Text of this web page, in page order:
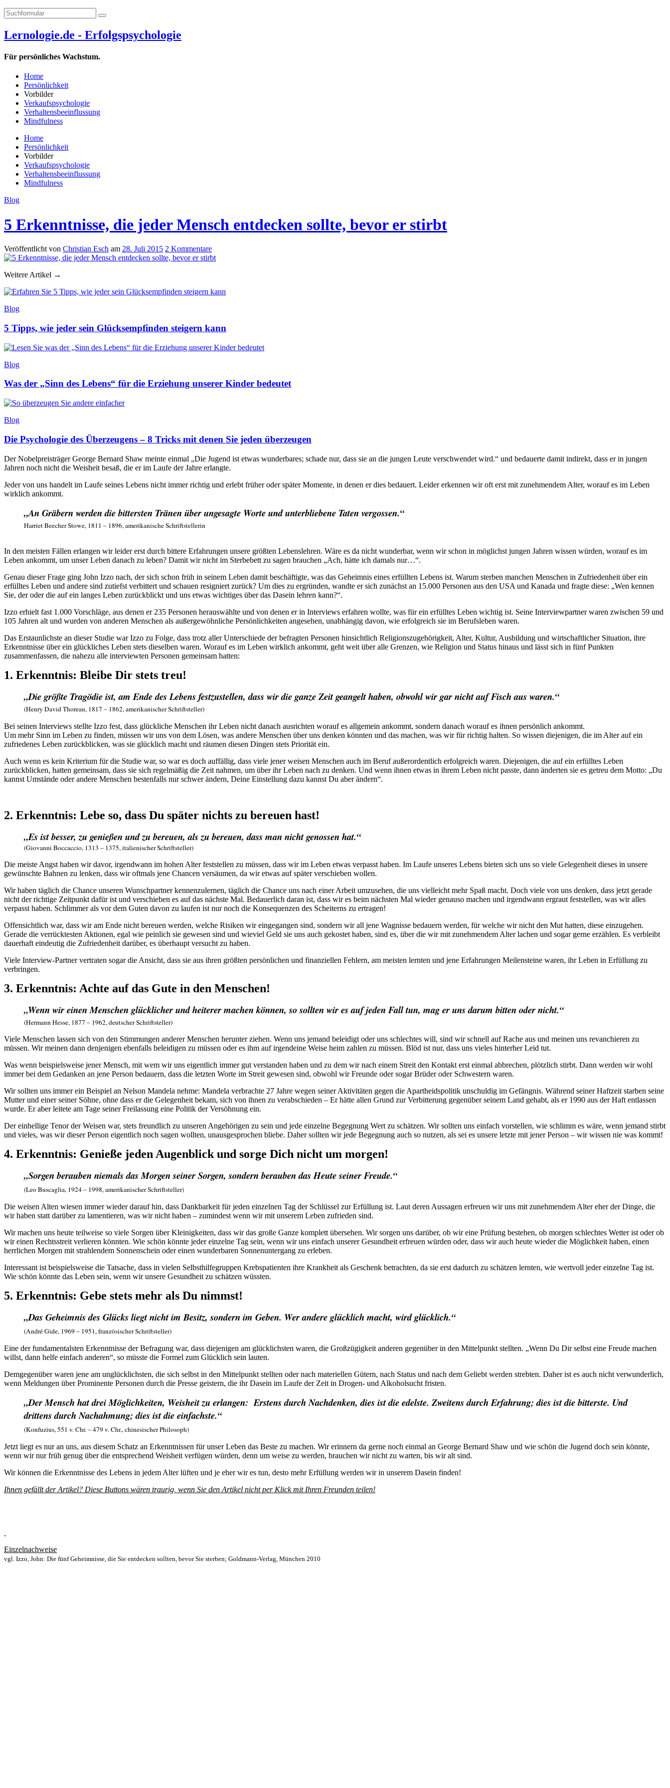
Lernologie.de - Erfolgspsychologie
Für persönliches Wachstum.
Home
Persönlichkeit
Vorbilder
Verkaufspsychologie
Verhaltensbeeinflussung
Mindfulness
Home
Persönlichkeit
Vorbilder
Verkaufspsychologie
Verhaltensbeeinflussung
Mindfulness
Blog
5 Erkenntnisse, die jeder Mensch entdecken sollte, bevor er stirbt
Veröffentlicht von Christian Esch am 28. Juli 2015 2 Kommentare
Weitere Artikel →
Blog
5 Tipps, wie jeder sein Glücksempfinden steigern kann
Blog
Was der „Sinn des Lebens“ für die Erziehung unserer Kinder bedeutet
Blog
Die Psychologie des Überzeugens – 8 Tricks mit denen Sie jeden überzeugen
Der Nobelpreisträger George Bernard Shaw meinte einmal „Die Jugend ist etwas wunderbares; schade nur, dass sie an die jungen Leute verschwendet wird.“ und bedauerte damit indirekt, dass er in jungen
Jahren noch nicht die Weisheit besaß, die er im Laufe der Jahre erlangte.
Jeder von uns handelt im Laufe seines Lebens nicht immer richtig und erlebt früher oder später Momente, in denen er dies bedauert. Leider erkennen wir oft erst mit zunehmendem Alter, worauf es im Leben
wirklich ankommt.
„An Gräbern werden die bittersten Tränen über ungesagte Worte und unterbliebene Taten vergossen.“
Harriet Beecher Stowe, 1811 – 1896, amerikanische Schriftstellerin
In den meisten Fällen erlangen wir leider erst durch bittere Erfahrungen unsere größten Lebenslehren. Wäre es da nicht wunderbar, wenn wir schon in möglichst jungen Jahren wissen würden, worauf es im
Leben ankommt, um unser Leben danach zu leben? Damit wir nicht im Sterbebett zu sagen brauchen „Ach, hätte ich damals nur…“.
Genau dieser Frage ging John Izzo nach, der sich schon früh in seinem Leben damit beschäftigte, was das Geheimnis eines erfüllten Lebens ist. Warum sterben manchen Menschen in Zufriedenheit über ein
erfülltes Leben und andere sind zutiefst verbittert und schauen resigniert zurück? Um dies zu ergründen, wandte er sich zunächst an 15.000 Personen aus den USA und Kanada und fragte diese: „Wen kennen
Sie, der oder die auf ein langes Leben zurückblickt und uns etwas wichtiges über das Dasein lehren kann?“.
Izzo erhielt fast 1.000 Vorschläge, aus denen er 235 Personen herauswählte und von denen er in Interviews erfahren wollte, was für ein erfülltes Leben wichtig ist. Seine Interviewpartner waren zwischen 59 und
105 Jahren alt und wurden von anderen Menschen als außergewöhnliche Persönlichkeiten angesehen, unabhängig davon, wie erfolgreich sie im Berufsleben waren.
Das Erstaunlichste an dieser Studie war Izzo zu Folge, dass trotz aller Unterschiede der befragten Personen hinsichtlich Religionszugehörigkeit, Alter, Kultur, Ausbildung und wirtschaftlicher Situation, ihre
Erkenntnisse über ein glückliches Leben stets dieselben waren. Worauf es im Leben wirklich ankommt, geht weit über alle Grenzen, wie Religion und Status hinaus und lässt sich in fünf Punkten
zusammenfassen, die nahezu alle interviewten Personen gemeinsam hatten:
1. Erkenntnis: Bleibe Dir stets treu!
„Die größte Tragödie ist, am Ende des Lebens festzustellen, dass wir die ganze Zeit geangelt haben, obwohl wir gar nicht auf Fisch aus waren.“
(Henry David Thoreau, 1817 – 1862, amerikanischer Schriftsteller)
Bei seinen Interviews stellte Izzo fest, dass glückliche Menschen ihr Leben nicht danach ausrichten worauf es allgemein ankommt, sondern danach worauf es ihnen persönlich ankommt.
Um mehr Sinn im Leben zu finden, müssen wir uns von dem Lösen, was andere Menschen über uns denken könnten und das machen, was wir für richtig halten. So wissen diejenigen, die im Alter auf ein
zufriedenes Leben zurückblicken, was sie glücklich macht und räumen diesen Dingen stets Priorität ein.
Auch wenn es kein Kriterium für die Studie war, so war es doch auffällig, dass viele jener weisen Menschen auch im Beruf außerordentlich erfolgreich waren. Diejenigen, die auf ein erfülltes Leben
zurückblicken, hatten gemeinsam, dass sie sich regelmäßig die Zeit nahmen, um über ihr Leben nach zu denken. Und wenn ihnen etwas in ihrem Leben nicht passte, dann änderten sie es getreu dem Motto: „Du
kannst Umstände oder andere Menschen bestenfalls nur schwer ändern, Deine Einstellung dazu kannst Du aber ändern“.
2. Erkenntnis: Lebe so, dass Du später nichts zu bereuen hast!
„Es ist besser, zu genießen und zu bereuen, als zu bereuen, dass man nicht genossen hat.“
(Giovanni Boccaccio, 1313 – 1375, italienischer Schriftsteller)
Die meiste Angst haben wir davor, irgendwann im hohen Alter feststellen zu müssen, dass wir im Leben etwas verpasst haben. Im Laufe unseres Lebens bieten sich uns so viele Gelegenheit dieses in unsere
gewünschte Bahnen zu lenken, dass wir oftmals jene Chancen versäumen, da wir etwas auf später verschieben wollen.
Wir haben täglich die Chance unseren Wunschpartner kennenzulernen, täglich die Chance uns nach einer Arbeit umzusehen, die uns vielleicht mehr Spaß macht. Doch viele von uns denken, dass jetzt gerade
nicht der richtige Zeitpunkt dafür ist und verschieben es auf das nächste Mal. Bedauerlich daran ist, dass wir es beim nächsten Mal wieder genauso machen und irgendwann ergraut feststellen, was wir alles
verpasst haben. Schlimmer als vor dem Guten davon zu laufen ist nur noch die Konsequenzen des Scheiterns zu ertragen!
Offensichtlich war, dass wir am Ende nicht bereuen werden, welche Risiken wir eingegangen sind, sondern wir all jene Wagnisse bedauern werden, für welche wir nicht den Mut hatten, diese einzugehen.
Gerade die verrücktesten Aktionen, egal wie peinlich sie gewesen sind und wieviel Geld sie uns auch gekostet haben, sind es, über die wir mit zunehmendem Alter lachen und sogar gerne erzählen. Es verbleibt
dauerhaft eindeutig die Zufriedenheit darüber, es überhaupt versucht zu haben.
Viele Interview-Partner vertraten sogar die Ansicht, dass sie aus ihren größten persönlichen und finanziellen Fehlern, am meisten lernten und jene Erfahrungen Meilensteine waren, ihr Leben in Erfüllung zu
verbringen.
3. Erkenntnis: Achte auf das Gute in den Menschen!
„Wenn wir einen Menschen glücklicher und heiterer machen können, so sollten wir es auf jeden Fall tun, mag er uns darum bitten oder nicht.“
(Hermann Hesse, 1877 – 1962, deutscher Schriftsteller)
Viele Menschen lassen sich von den Stimmungen anderer Menschen herunter ziehen. Wenn uns jemand beleidigt oder uns schlechtes will, sind wir schnell auf Rache aus und meinen uns revanchieren zu
müssen. Wir meinen dann denjenigen ebenfalls beleidigen zu müssen oder es ihm auf irgendeine Weise heim zahlen zu müssen. Blöd ist nur, dass uns vieles hinterher Leid tut.
Was wenn beispielsweise jener Mensch, mit wem wir uns eigentlich immer gut verstanden haben und zu dem wir nach einem Streit den Kontakt erst einmal abbrechen, plötzlich stirbt. Dann werden wir wohl
immer bei dem Gedanken an jene Person bedauern, dass die letzten Worte im Streit gewesen sind, obwohl wir Freunde oder sogar Brüder oder Schwestern waren.
Wir sollten uns immer ein Beispiel an Nelson Mandela nehme: Mandela verbrachte 27 Jahre wegen seiner Aktivitäten gegen die Apartheidspolitik unschuldig im Gefängnis. Während seiner Haftzeit starben seine
Mutter und einer seiner Söhne, ohne dass er die Gelegenheit bekam, sich von ihnen zu verabschieden – Er hätte allen Grund zur Verbitterung gegenüber seinem Land gehabt, als er 1990 aus der Haft entlassen
wurde. Er aber leitete am Tage seiner Freilassung eine Politik der Versöhnung ein.
Der einhellige Tenor der Weisen war, stets freundlich zu unseren Angehörigen zu sein und jede einzelne Begegnung Wert zu schätzen. Wir sollten uns einfach vorstellen, wie schlimm es wäre, wenn jemand stirbt
und vieles, was wir dieser Person eigentlich noch sagen wollten, unausgesprochen bliebe. Daher sollten wir jede Begegnung auch so nutzen, als sei es unsere letzte mit jener Person – wir wissen nie was kommt!
4. Erkenntnis: Genieße jeden Augenblick und sorge Dich nicht um morgen!
„Sorgen berauben niemals das Morgen seiner Sorgen, sondern berauben das Heute seiner Freude.“
(Leo Buscaglia, 1924 – 1998, amerikanischer Schriftsteller)
Die weisen Alten wiesen immer wieder darauf hin, dass Dankbarkeit für jeden einzelnen Tag der Schlüssel zur Erfüllung ist. Laut deren Aussagen erfreuen wir uns mit zunehmendem Alter eher der Dinge, die
wir haben statt darüber zu lamentieren, was wir nicht haben – zumindest wenn wir mit unserem Leben zufrieden sind.
Wir machen uns heute teilweise so viele Sorgen über Kleinigkeiten, dass wir das große Ganze komplett übersehen. Wir sorgen uns darüber, ob wir eine Prüfung bestehen, ob morgen schlechtes Wetter ist oder ob
wir einen Rechtsstreit verlieren könnten. Wie schön könnte jeder einzelne Tag sein, wenn wir uns einfach unserer Gesundheit erfreuen würden oder, dass wir auch heute wieder die Möglichkeit haben, einen
herrlichen Morgen mit strahlendem Sonnenschein oder einen wunderbaren Sonnenuntergang zu erleben.
Interessant ist beispielsweise die Tatsache, dass in vielen Selbsthilfegruppen Krebspatienten ihre Krankheit als Geschenk betrachten, da sie erst dadurch zu schätzen lernten, wie wertvoll jeder einzelne Tag ist.
Wie schön könnte das Leben sein, wenn wir unsere Gesundheit zu schätzen wüssten.
5. Erkenntnis: Gebe stets mehr als Du nimmst!
„Das Geheimnis des Glücks liegt nicht im Besitz, sondern im Geben. Wer andere glücklich macht, wird glücklich.“
(André Gide, 1969 – 1951, französischer Schriftsteller)
Eine der fundamentalsten Erkenntnisse der Befragung war, dass diejenigen am glücklichsten waren, die Großzügigkeit anderen gegenüber in den Mittelpunkt stellten. „Wenn Du Dir selbst eine Freude machen
willst, dann helfe einfach anderen“, so müsste die Formel zum Glücklich sein lauten.
Demgegenüber waren jene am unglücklichsten, die sich selbst in den Mittelpunkt stellten oder nach materiellen Gütern, nach Status und nach dem Geliebt werden strebten. Daher ist es auch nicht verwunderlich,
wenn Meldungen über Prominente Personen durch die Presse geistern, die ihr Dasein im Laufe der Zeit in Drogen- und Alkoholsucht fristen.
„Der Mensch hat drei Möglichkeiten, Weisheit zu erlangen: Erstens durch Nachdenken, dies ist die edelste. Zweitens durch Erfahrung; dies ist die bitterste. Und
drittens durch Nachahmung; dies ist die einfachste.“
(Konfuzius, 551 v. Chr. – 479 v. Chr., chinesischer Philosoph)
Jetzt liegt es nur an uns, aus diesem Schatz an Erkenntnissen für unser Leben das Beste zu machen. Wir erinnern da gerne noch einmal an George Bernard Shaw und wie schön die Jugend doch sein könnte,
wenn wir nur früh genug über die entsprechend Weisheit verfügen würden, denn um weise zu werden, brauchen wir nicht zu warten, bis wir alt sind.
Wir können die Erkenntnisse des Lebens in jedem Alter lüften und je eher wir es tun, desto mehr Erfüllung werden wir in unserem Dasein finden!
Ihnen gefällt der Artikel? Diese Buttons wären traurig, wenn Sie den Artikel nicht per Klick mit Ihren Freunden teilen!
Einzelnachweise
vgl. Izzo, John: Die fünf Geheimnisse, die Sie entdecken sollten, bevor Sie sterben; Goldmann-Verlag, München 2010